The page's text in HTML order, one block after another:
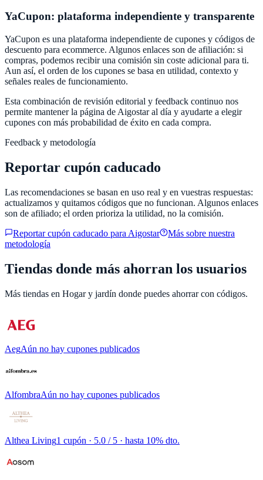
YaCupon: plataforma independiente y transparente
YaCupon es una plataforma independiente de cupones y códigos de
descuento para ecommerce. Algunos enlaces son de afiliación: si
compras, podemos recibir una comisión sin coste adicional para ti.
Aun así, el orden de los cupones se basa en utilidad, contexto y
señales reales de funcionamiento.
Esta combinación de revisión editorial y feedback continuo nos
permite mantener la página de Aigostaral día y ayudarte a elegir
cupones con más probabilidad de éxito en cada compra.
Feedback y metodología
Reportar cupón caducado
Las recomendaciones se basan en uso real y en vuestras respuestas:
actualizamos y quitamos códigos que no funcionan. Algunos enlaces
son de afiliado; el orden prioriza la utilidad, no la comisión.
Reportar cupón caducado para Aigostar
Más sobre nuestra
metodología
Tiendas donde más ahorran los usuarios
Más tiendas en Hogar y jardín donde puedes ahorrar con códigos.
AegAún no hay cupones publicados
AlfombraAún no hay cupones publicados
Althea Living1 cupón · 5.0 / 5 · hasta 10% dto.